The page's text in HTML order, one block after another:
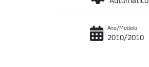
Ano/Modelo
2010/2010